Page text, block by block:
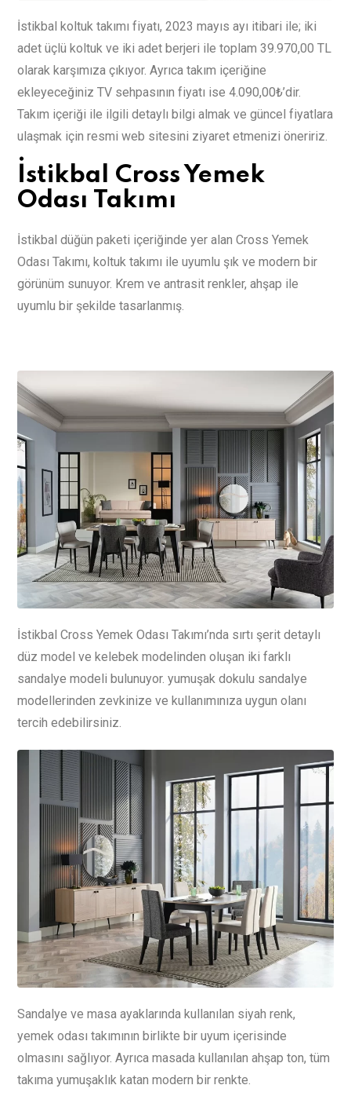
İstikbal koltuk takımı fiyatı, 2023 mayıs ayı itibari ile; iki
adet üçlü koltuk ve iki adet berjeri ile toplam 39.970,00 TL
olarak karşımıza çıkıyor. Ayrıca takım içeriğine
ekleyeceğiniz TV sehpasının fiyatı ise 4.090,00₺’dir.
Takım içeriği ile ilgili detaylı bilgi almak ve güncel fiyatlara
ulaşmak için resmi web sitesini ziyaret etmenizi öneririz.
İstikbal Cross Yemek
Odası Takımı
İstikbal düğün paketi içeriğinde yer alan Cross Yemek
Odası Takımı, koltuk takımı ile uyumlu şık ve modern bir
görünüm sunuyor. Krem ve antrasit renkler, ahşap ile
uyumlu bir şekilde tasarlanmış.
İstikbal Cross Yemek Odası Takımı’nda sırtı şerit detaylı
düz model ve kelebek modelinden oluşan iki farklı
sandalye modeli bulunuyor. yumuşak dokulu sandalye
modellerinden zevkinize ve kullanımınıza uygun olanı
tercih edebilirsiniz.
Sandalye ve masa ayaklarında kullanılan siyah renk,
yemek odası takımının birlikte bir uyum içerisinde
olmasını sağlıyor. Ayrıca masada kullanılan ahşap ton, tüm
takıma yumuşaklık katan modern bir renkte.